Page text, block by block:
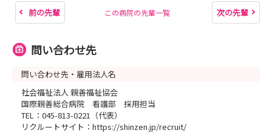
前の先輩 この病院の先輩一覧 次の先輩
問い合わせ先
問い合わせ先・雇用法人名
社会福祉法人 親善福祉協会
国際親善総合病院 看護部 採用担当
TEL：045-813-0221（代表）
リクルートサイト：https://shinzen.jp/recruit/